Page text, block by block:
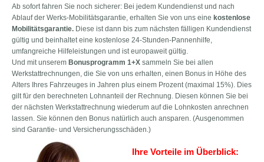
Ab sofort fahren Sie noch sicherer: Bei jedem Kundendienst und nach
Ablauf der Werks-Mobilitätsgarantie, erhalten Sie von uns eine kostenlose
Mobilitätsgarantie. Diese ist dann bis zum nächsten fälligen Kundendienst
gültig und beinhaltet eine kostenlose 24-Stunden-Pannenhilfe,
umfangreiche Hilfeleistungen und ist europaweit gültig.
Und mit unserem Bonusprogramm 1+X sammeln Sie bei allen
Werkstattrechnungen, die Sie von uns erhalten, einen Bonus in Höhe des
Alters Ihres Fahrzeuges in Jahren plus einem Prozent (maximal 15%). Dies
gilt für den berechneten Lohnanteil der Rechnung. Diesen können Sie bei
der nächsten Werkstattrechnung wiederum auf die Lohnkosten anrechnen
lassen. Sie können den Bonus natürlich auch ansparen. (Ausgenommen
sind Garantie- und Versicherungsschäden.)
Ihre Vorteile im Überblick: